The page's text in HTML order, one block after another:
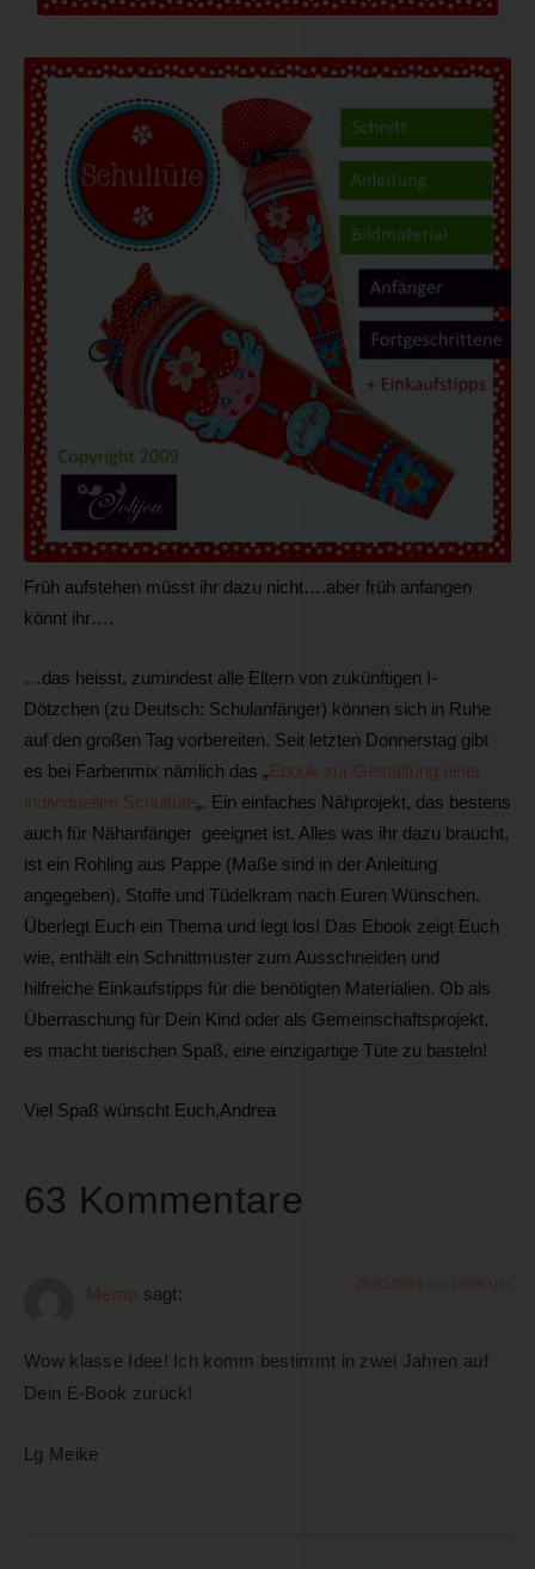
Früh aufstehen müsst ihr dazu nicht….aber früh anfangen
könnt ihr….
…das heisst, zumindest alle Eltern von zukünftigen I-
Dötzchen (zu Deutsch: Schulanfänger) können sich in Ruhe
auf den großen Tag vorbereiten. Seit letzten Donnerstag gibt
es bei Farbenmix nämlich das „Ebook zur Gestaltung einer
individuellen Schultüte„. Ein einfaches Nähprojekt, das bestens
auch für Nähanfänger geeignet ist. Alles was ihr dazu braucht,
ist ein Rohling aus Pappe (Maße sind in der Anleitung
angegeben), Stoffe und Tüdelkram nach Euren Wünschen.
Überlegt Euch ein Thema und legt los! Das Ebook zeigt Euch
wie, enthält ein Schnittmuster zum Ausschneiden und
hilfreiche Einkaufstipps für die benötigten Materialien. Ob als
Überraschung für Dein Kind oder als Gemeinschaftsprojekt,
es macht tierischen Spaß, eine einzigartige Tüte zu basteln!
Viel Spaß wünscht Euch,Andrea
63 Kommentare
Memo sagt: 26/01/2010 um 20:08 Uhr
Wow klasse Idee! Ich komm bestimmt in zwei Jahren auf
Dein E-Book zurück!
Lg Meike